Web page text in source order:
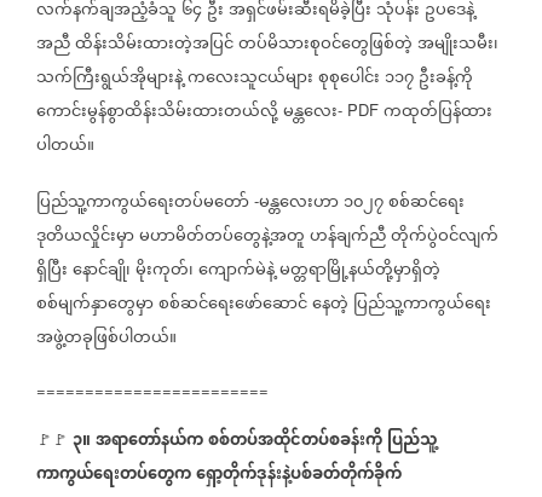
လက်နက်ချအညံ့ခံသူ ၆၄ ဦးအရှင်ဖမ်းဆီးရမိခဲ့ပြီး သုံပန်း ဥပဒေနဲ့
အညီထိန်းသိမ်းထားတဲ့အပြင်တပ်မိသားစုဝင်တွေဖြစ်တဲ့အမျိုးသမီး၊
သက်ကြီးရွယ်အိုများနဲ့ကလေးသူငယ်များစုစုပေါင်း ၁၁၇ဦးခန့်ကို
ကောင်းမွန်စွာထိန်းသိမ်းထားတယ်လို့မန္တလေး- PDF ကထုတ်ပြန်ထား
ပါတယ်။
ပြည်သူ့ကာကွယ်ရေးတပ်မတော် -မန္တလေးဟာ၁၀၂၇စစ်ဆင်ရေး
ဒုတိယလှိုင်းမှာမဟာမိတ်တပ်တွေနဲ့အတူဟန်ချက်ညီတိုက်ပွဲဝင်လျက်
ရှိပြီးနောင်ချို၊မိုးကုတ်၊ကျောက်မဲနဲ့မတ္တရာမြို့နယ်တို့မှာရှိတဲ့
စစ်မျက်နှာတွေမှာစစ်ဆင်ရေးဖော်ဆောင်နေတဲ့ ပြည်သူ့ကာကွယ်ရေး
အဖွဲ့တခုဖြစ်ပါတယ်။
========================
🚩🚩 ၃။အရာတော်နယ်ကစစ်တပ်အထိုင်တပ်စခန်းကိုပြည်သူ့
ကာကွယ်ရေးတပ်‌တွေကရှော့တိုက်ဒုန်းနဲ့ပစ်ခတ်တိုက်ခိုက်